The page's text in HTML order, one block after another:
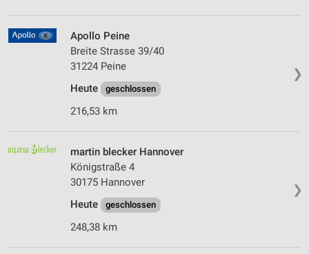
❯
Apollo Peine
Breite Strasse 39/40
31224 Peine
Heute
geschlossen
216,53 km
❯
martin blecker Hannover
Königstraße 4
30175 Hannover
Heute
geschlossen
248,38 km